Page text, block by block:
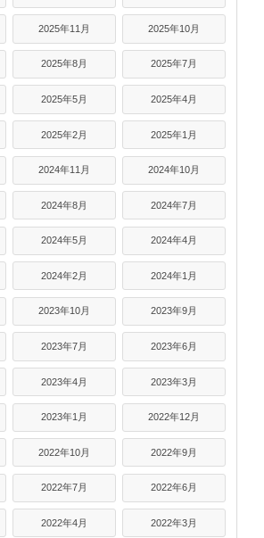
2025年11月 2025年10月
2025年8月 2025年7月
2025年5月 2025年4月
2025年2月 2025年1月
2024年11月 2024年10月
2024年8月 2024年7月
2024年5月 2024年4月
2024年2月 2024年1月
2023年10月 2023年9月
2023年7月 2023年6月
2023年4月 2023年3月
2023年1月 2022年12月
2022年10月 2022年9月
2022年7月 2022年6月
2022年4月 2022年3月